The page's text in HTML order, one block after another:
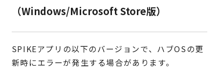
（Windows/Microsoft Store版）
SPIKEアプリの以下のバージョンで、ハブOSの更
新時にエラーが発生する場合があります。